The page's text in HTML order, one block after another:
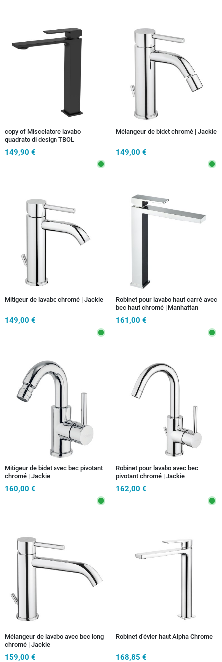
copy of Miscelatore lavabo
quadrato di design TBOL
149,90 €
Mélangeur de bidet chromé | Jackie
149,00 €
Mitigeur de lavabo chromé | Jackie
149,00 €
Robinet pour lavabo haut carré avec
bec haut chromé | Manhattan
161,00 €
Mitigeur de bidet avec bec pivotant
chromé | Jackie
160,00 €
Robinet pour lavabo avec bec
pivotant chromé | Jackie
162,00 €
Mélangeur de lavabo avec bec long
chromé | Jackie
159,00 €
Robinet d'évier haut Alpha Chrome
168,85 €